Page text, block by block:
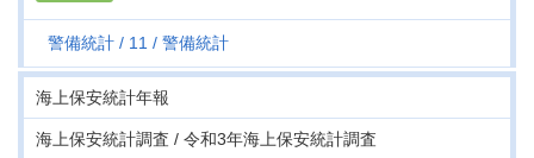
警備統計 11 警備統計
海上保安統計年報
海上保安統計調査 / 令和3年海上保安統計調査